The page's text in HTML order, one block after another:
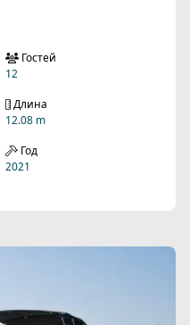
Гостей
12
Длина
12.08 m
Год
2021